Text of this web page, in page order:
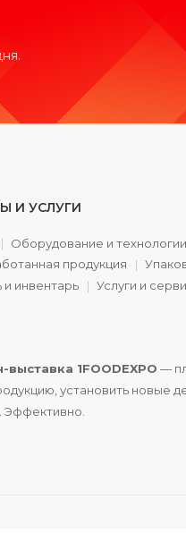
И УСЛУГИ
Оборудование и технологии
продукция
инвентарь
Услуги и
выставка 1FOODEXPO —
установить новые
Эффективно.